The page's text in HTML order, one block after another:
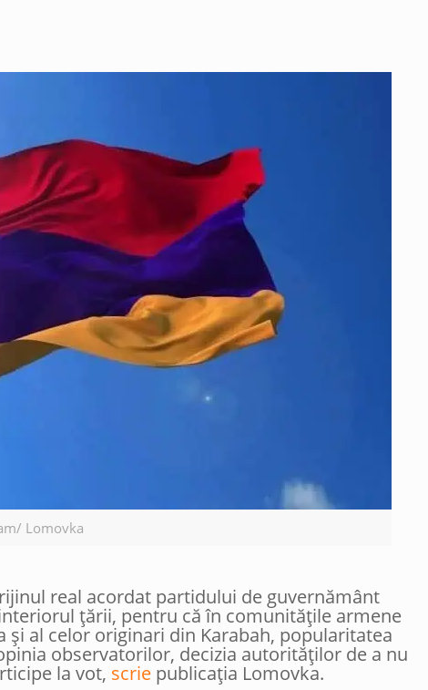
Lomovka
real acordat partidului de guvernământ
țării, pentru că în comunitățile armene
al celor originari din Karabah, popularitatea
observatorilor, decizia autorităților de a nu
la vot, scrie publicația Lomovka.